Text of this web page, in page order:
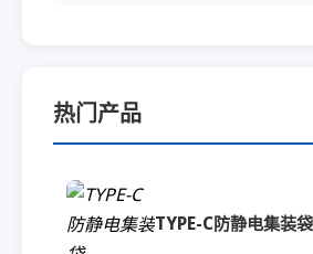
热门产品
TYPE-C防静电集装袋